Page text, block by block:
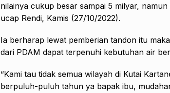
nilainya cukup besar sampai 5 milyar,
ucap Rendi, Kamis (27/10/2022).
Ia berharap lewat pemberian tandon itu
dari PDAM dapat terpenuhi kebutuhan air
“Kami tau tidak semua wilayah di Kutai
berpuluh-puluh tahun ya bapak ibu,